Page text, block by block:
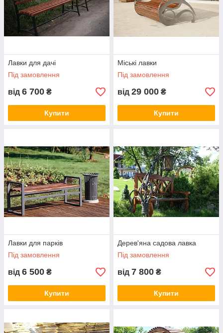
Лавки для дачі
Під замовлення
від 6 700 ₴
Купити
Міські лавки
Під замовлення
від 29 000 ₴
Купити
Лавки для парків
Під замовлення
від 6 500 ₴
Купити
Дерев'яна садова лавка
Під замовлення
від 7 800 ₴
Купити